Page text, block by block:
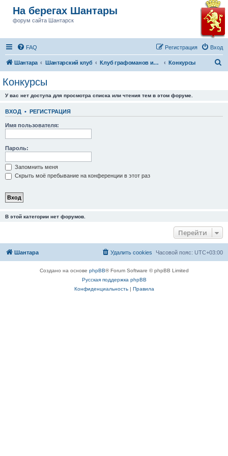
На берегах Шантары
форум сайта Шантарск
FAQ Вход
Регистрация
Шантара Шантарский клуб Клуб графоманов им Бушкова Конкурсы
Конкурсы
У вас нет доступа для просмотра списка или чтения тем в этом форуме.
ВХОД • РЕГИСТРАЦИЯ
Имя пользователя:
Пароль:
Запомнить меня
Скрыть моё пребывание на конференции в этот раз
В этой категории нет форумов.
Перейти
Шантара Часовой пояс: UTC+03:00
Удалить cookies
Создано на основе phpBB® Forum Software © phpBB Limited
Русская поддержка phpBB
Конфиденциальность| Правила